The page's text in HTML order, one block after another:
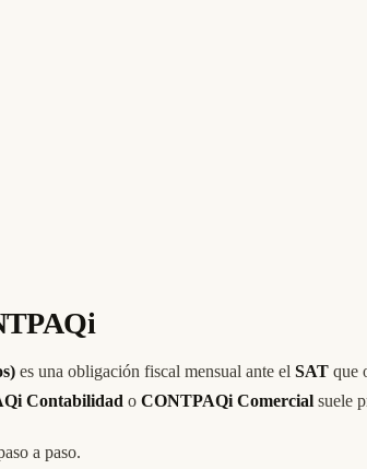
es una obligación fiscal mensual ante el SAT que
Contabilidad o CONTPAQi Comercial suele
a paso.